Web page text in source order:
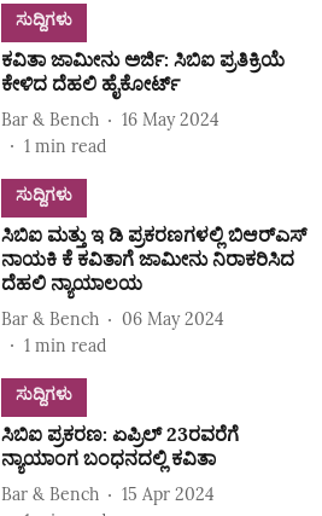
ಸುದ್ದಿಗಳು
ಕವಿತಾ ಜಾಮೀನು ಅರ್ಜಿ: ಸಿಬಿಐ ಪ್ರತಿಕ್ರಿಯೆ
ಕೇಳಿದ ದೆಹಲಿ ಹೈಕೋರ್ಟ್
Bar & Bench
16 May 2024
1 min read
ಸುದ್ದಿಗಳು
ಸಿಬಿಐ ಮತ್ತು ಇ ಡಿ ಪ್ರಕರಣಗಳಲ್ಲಿ ಬಿಆರ್‌ಎಸ್
ನಾಯಕಿ ಕೆ ಕವಿತಾಗೆ ಜಾಮೀನು ನಿರಾಕರಿಸಿದ
ದೆಹಲಿ ನ್ಯಾಯಾಲಯ
Bar & Bench
06 May 2024
1 min read
ಸುದ್ದಿಗಳು
ಸಿಬಿಐ ಪ್ರಕರಣ: ಏಪ್ರಿಲ್ 23ರವರೆಗೆ
ನ್ಯಾಯಾಂಗ ಬಂಧನದಲ್ಲಿ ಕವಿತಾ
Bar & Bench
15 Apr 2024